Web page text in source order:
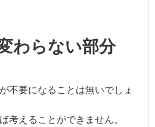
わらない部分
不要になることは無いでしょ
考えることができません。